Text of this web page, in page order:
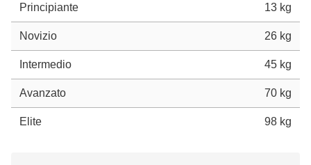
Principiante 13 kg
Novizio 26 kg
Intermedio 45 kg
Avanzato 70 kg
Elite 98 kg